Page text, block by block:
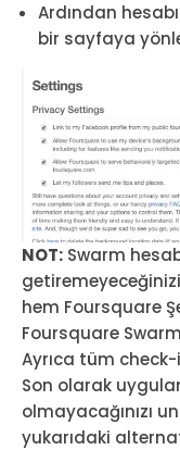
Ardından
bir sayfaya
NOT: Swarm
hem Foursquare
Foursquare
Ayrıca tüm
Son olarak
olmayacağınızı
yukarıdaki